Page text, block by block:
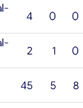
4 0
0
2 1
0
45 5
8